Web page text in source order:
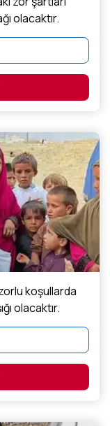
olacaktır.
koşullarda
olacaktır.